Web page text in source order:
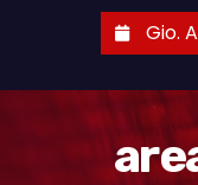
Gio.